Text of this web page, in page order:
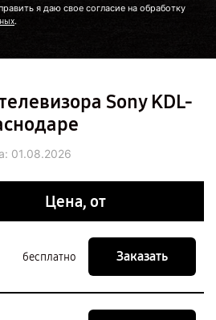
я даю свое согласие на обработку
.
Sony KDL-
01.08.2026
Цена, от
бесплатно Заказать